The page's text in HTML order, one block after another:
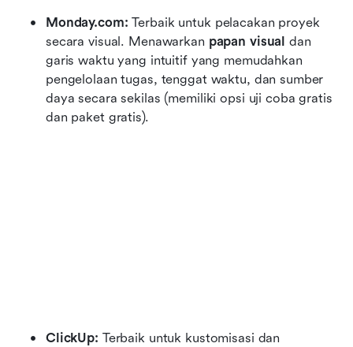
Monday.com: Terbaik untuk pelacakan proyek
secara visual. Menawarkan papan visual dan
garis waktu yang intuitif yang memudahkan
pengelolaan tugas, tenggat waktu, dan sumber
daya secara sekilas (memiliki opsi uji coba gratis
dan paket gratis).
ClickUp: Terbaik untuk kustomisasi dan